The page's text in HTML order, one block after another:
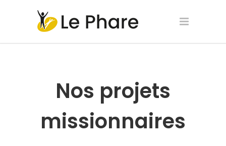
Nos projets
missionnaires